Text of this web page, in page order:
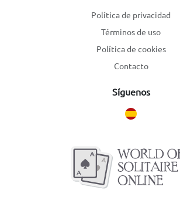
Política de privacidad
Términos de uso
Política de cookies
Contacto
Síguenos